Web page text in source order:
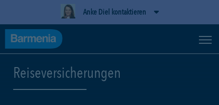
Anke Diel kontaktieren
Reiseversicherungen